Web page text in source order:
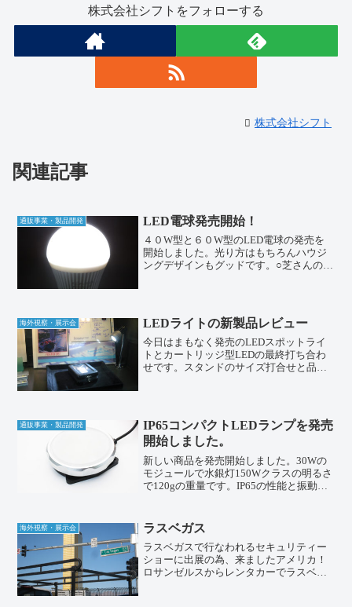
株式会社シフトをフォローする
株式会社シフト
関連記事
通販事業・製品開発 LED電球発売開始！
４０W型と６０W型のLED電球の発売を
開始しました。光り方はもちろんハウジ
ングデザインもグッドです。○芝さんの
「パッと」点灯するし、...
海外視察・展示会 LEDライトの新製品レビュー
今日はまもなく発売のLEDスポットライ
トとカートリッジ型LEDの最終打ち合わ
せです。スタンドのサイズ打合せと品質
通販事業・製品開発
IP65コンパクトLEDランプを発売
開始しました。
新しい商品を発売開始しました。30Wの
モジュールで水銀灯150Wクラスの明るさ
で120gの重量です。IP65の性能と振動テ
い。エコゾーン：
海外視察・展示会 ラスベガス
ラスベガスで行なわれるセキュリティー
ショーに出展の為、来ましたアメリカ！
ロサンゼルスからレンタカーでラスベガ